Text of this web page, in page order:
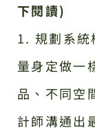
下閱讀)
1. 規劃系統
量身定做一
品、不同空
計師溝通出